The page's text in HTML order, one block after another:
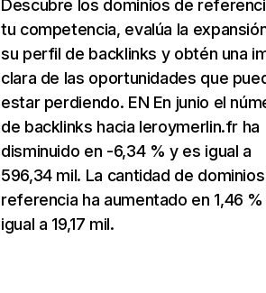
Descubre los dominios de
tu competencia, evalúa la
su perfil de backlinks y obtén una
clara de las oportunidades que
estar perdiendo. EN En junio el
de backlinks hacia leroymerlin.fr ha
disminuido en -6,34 % y es igual a
596,34 mil. La cantidad de
referencia ha aumentado en 1,46
igual a 19,17 mil.